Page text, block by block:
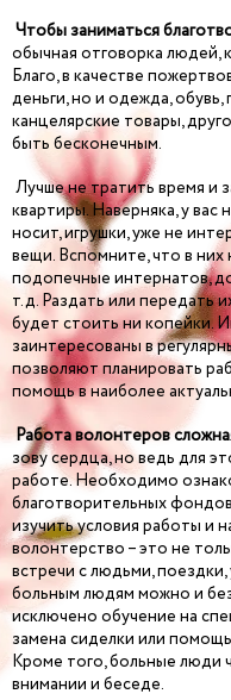
Чтобы заниматься
обычная отговорка людей,
Благо, в качестве
деньги, но и одежда, обувь,
канцелярские товары,
быть бесконечным.
Лучше не тратить время и
квартиры. Наверняка, у
носит, игрушки, уже не
вещи. Вспомните, что в
подопечные интернатов,
т.д. Раздать или передать
будет стоить ни копейки.
заинтересованы в
позволяют планировать
помощь в наиболее
Работа волонтеров
зову сердца, но ведь для
работе. Необходимо
благотворительных
изучить условия работы и
волонтерство – это не
встречи с людьми,
больным людям можно и
исключено обучение на
замена сиделки или
Кроме того, больные люди
внимании и беседе.